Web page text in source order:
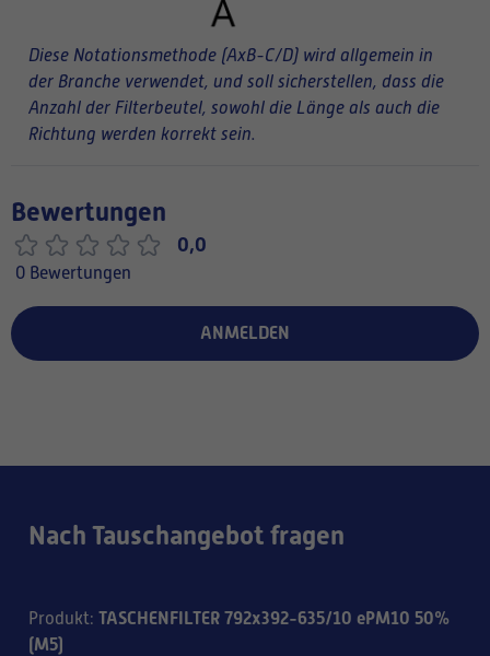
Diese Notationsmethode (AxB-C/D) wird allgemein in
der Branche verwendet, und soll sicherstellen, dass die
Anzahl der Filterbeutel, sowohl die Länge als auch die
Richtung werden korrekt sein.
Bewertungen
0,0
0 Bewertungen
ANMELDEN
Nach Tauschangebot fragen
Produkt: TASCHENFILTER 792x392-635/10 ePM10 50%
(M5)